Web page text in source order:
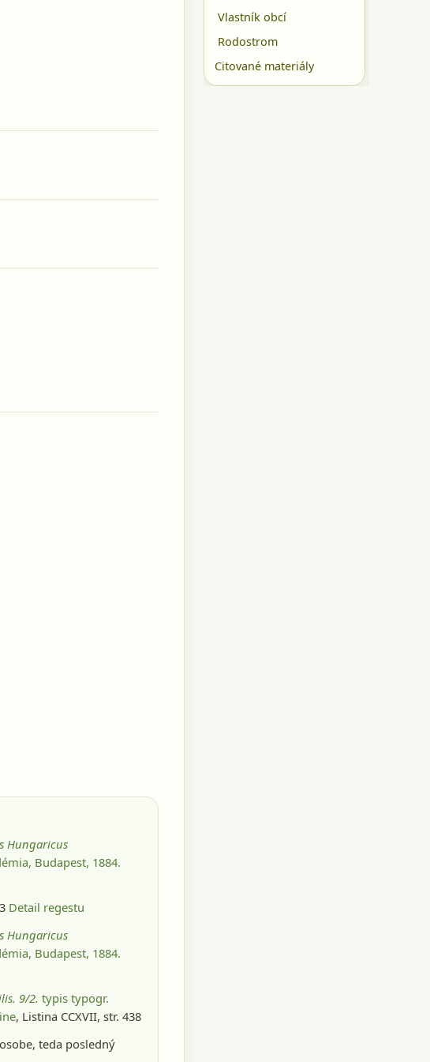
Hungaricus
Budapest, 1884.
Detail regestu
Hungaricus
Budapest, 1884.
9/2. typis typogr.
, Listina CCXVII, str. 438
teda posledný
Vlastník obcí
Rodostrom
Citované materiály